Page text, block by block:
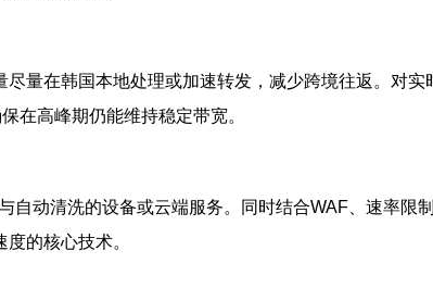
量在韩国本地处理或加速转发，减少跨境往返。对
在高峰期仍能维持稳定带宽。
动清洗的设备或云端服务。同时结合WAF、速率限
的核心技术。